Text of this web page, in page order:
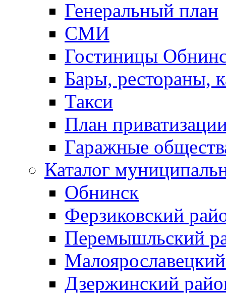
Генеральный план
СМИ
Гостиницы
Бары, рестораны,
Такси
План
Гаражные
Каталог
Обнинск
Ферзиковский
Перемышльский
Дзержинский